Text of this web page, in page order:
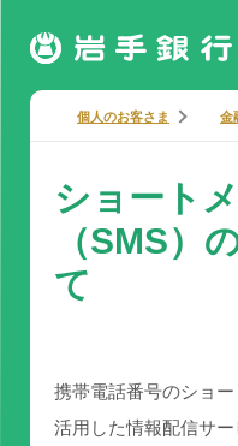
個人のお客さま 金
ショート
（SMS）
て
携帯電話番号のショ
活用した情報配信サー